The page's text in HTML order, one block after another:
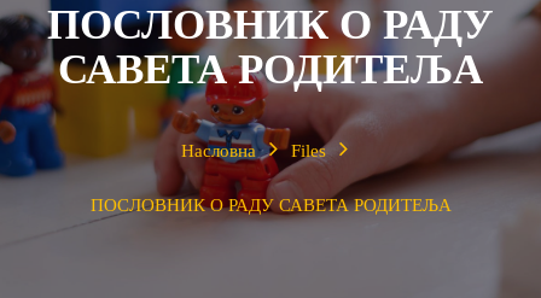
ПОСЛОВНИК О РАДУ
САВЕТА РОДИТЕЉА
Насловна Files
ПОСЛОВНИК О РАДУ САВЕТА РОДИТЕЉА